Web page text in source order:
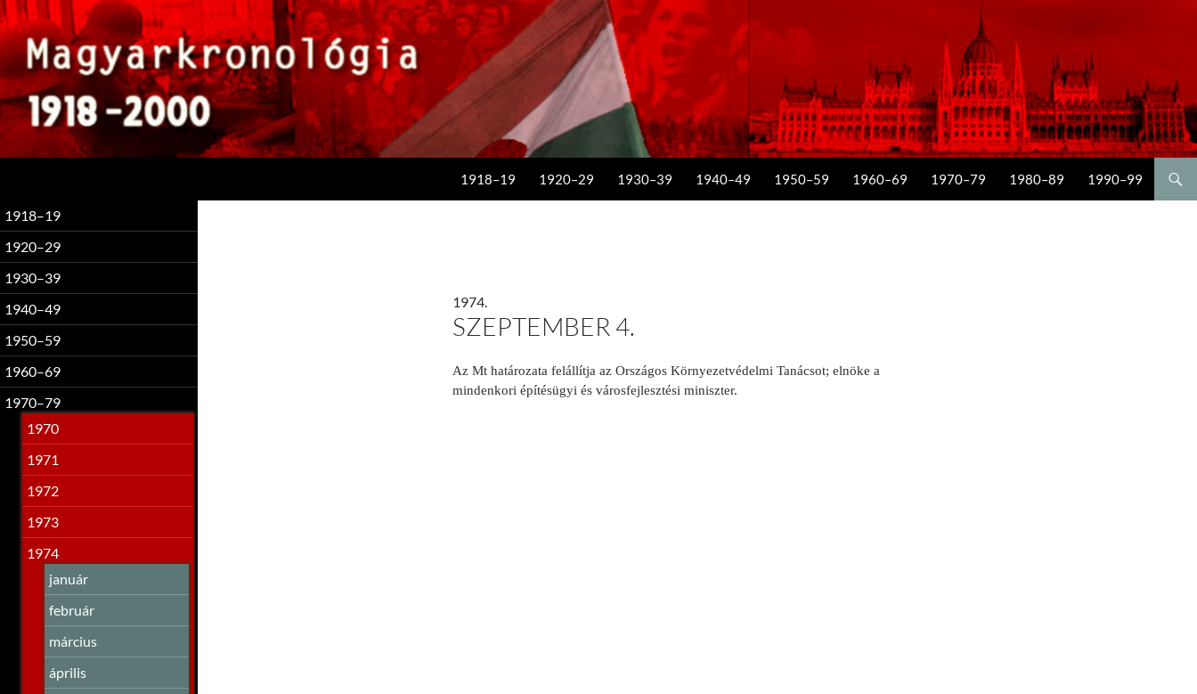
1918–19 1920–29 1930–39 1940–49 1950–59 1960–69 1970–79 1980–89 1990–99
1974.
SZEPTEMBER 4.
Az Mt határo­zata felállítja az Országos Környezet­védelmi Tanácsot; el­nöke a
mindenkori építésügyi és vá­rosfejlesztési miniszter.
1918–19
1920–29
1930–39
1940–49
1950–59
1960–69
1970–79
1970
1971
1972
1973
1974
január
február
március
április